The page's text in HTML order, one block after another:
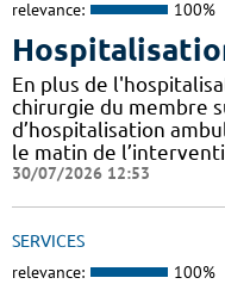
relevance: 100%
En plus de
chirurgie du membre
d’hospitalisation
le matin de
30/07/2026 12:53
SERVICES
relevance: 100%